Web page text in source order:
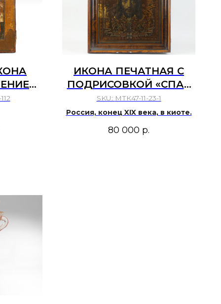
ИКОНА ПЕЧАТНАЯ С
ПОДРИСОВКОЙ «СПАС
НЕРУКОТВОРНЫЙ»
SKU: МТК47-11-23-1
Россия, конец XIX века, в киоте.
80 000 р.